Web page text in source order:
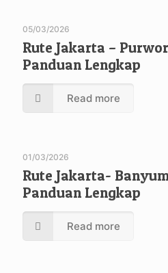
05/03/2026
Rute Jakarta –
Panduan Lengkap
Read more
01/03/2026
Rute Jakarta-
Panduan Lengkap
Read more